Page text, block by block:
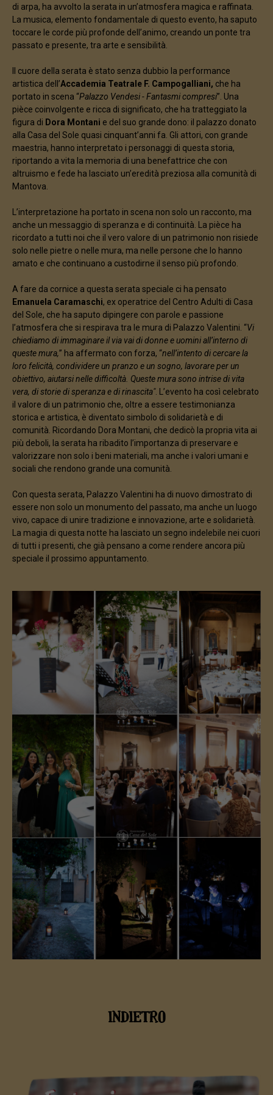
di arpa, ha avvolto la serata in un’atmosfera magica e raffinata.
La musica, elemento fondamentale di questo evento, ha saputo
toccare le corde più profonde dell’animo, creando un ponte tra
passato e presente, tra arte e sensibilità.
Il cuore della serata è stato senza dubbio la performance
artistica dell’Accademia Teatrale F. Campogalliani, che ha
portato in scena “Palazzo Vendesi - Fantasmi compresi”. Una
pièce coinvolgente e ricca di significato, che ha tratteggiato la
figura di Dora Montani e del suo grande dono: il palazzo donato
alla Casa del Sole quasi cinquant’anni fa. Gli attori, con grande
maestria, hanno interpretato i personaggi di questa storia,
riportando a vita la memoria di una benefattrice che con
altruismo e fede ha lasciato un’eredità preziosa alla comunità di
Mantova.
L’interpretazione ha portato in scena non solo un racconto, ma
anche un messaggio di speranza e di continuità. La pièce ha
ricordato a tutti noi che il vero valore di un patrimonio non risiede
solo nelle pietre o nelle mura, ma nelle persone che lo hanno
amato e che continuano a custodirne il senso più profondo.
A fare da cornice a questa serata speciale ci ha pensato
Emanuela Caramaschi, ex operatrice del Centro Adulti di Casa
del Sole, che ha saputo dipingere con parole e passione
l’atmosfera che si respirava tra le mura di Palazzo Valentini. “Vi
chiediamo di immaginare il via vai di donne e uomini all’interno di
queste mura,” ha affermato con forza, “nell’intento di cercare la
loro felicità, condividere un pranzo e un sogno, lavorare per un
obiettivo, aiutarsi nelle difficoltà. Queste mura sono intrise di vita
vera, di storie di speranza e di rinascita". L’evento ha così celebrato
il valore di un patrimonio che, oltre a essere testimonianza
storica e artistica, è diventato simbolo di solidarietà e di
comunità. Ricordando Dora Montani, che dedicò la propria vita ai
più deboli, la serata ha ribadito l’importanza di preservare e
valorizzare non solo i beni materiali, ma anche i valori umani e
sociali che rendono grande una comunità.
Con questa serata, Palazzo Valentini ha di nuovo dimostrato di
essere non solo un monumento del passato, ma anche un luogo
vivo, capace di unire tradizione e innovazione, arte e solidarietà.
La magia di questa notte ha lasciato un segno indelebile nei cuori
di tutti i presenti, che già pensano a come rendere ancora più
speciale il prossimo appuntamento.
INDIETRO